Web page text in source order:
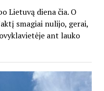
Lietuvą diena čia. O
smagiai nulijo, gerai,
ant lauko